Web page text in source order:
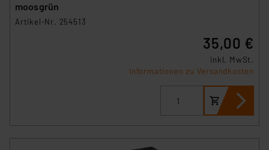
moosgrün
Artikel-Nr. 254513
35,00 €
inkl. MwSt.
Informationen zu Versandkosten